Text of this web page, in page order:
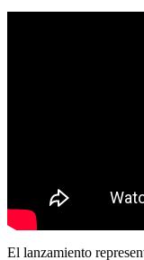
El lanzamiento